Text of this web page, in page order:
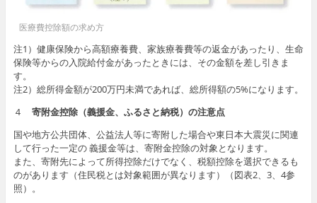
医療費控除額の求め方
注1）健康保険から高額療養費、家族療養費等の返金があったり、生命
保険等からの入院給付金があったときには、その金額を差し引きま
す。
注2）総所得金額が200万円未満であれば、総所得額の5%になります。
４ 寄附金控除（義援金、ふるさと納税）の注意点
国や地方公共団体、公益法人等に寄附した場合や東日本大震災に関連
して行った一定の 義援金等は、寄附金控除の対象となります。
また、寄附先によって所得控除だけでなく、税額控除を選択できるも
のがあります（住民税とは対象範囲が異なります）（図表2、3、4参
照）。